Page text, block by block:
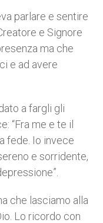
parlare e sentire
e Signore
ma che
e ad avere
a fargli gli
“Fra me e te il
fede. Io invece
e sorridente,
che lasciamo alla
Lo ricordo con